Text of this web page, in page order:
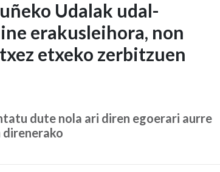
Udalak udal-
erakusleihora, non
etxeko zerbitzuen
dute nola ari diren egoerari aurre